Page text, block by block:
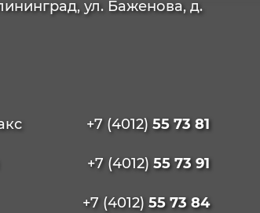
ул. Баженова, д.
+7 (4012) 55 73 81
+7 (4012) 55 73 91
+7 (4012) 55 73 84